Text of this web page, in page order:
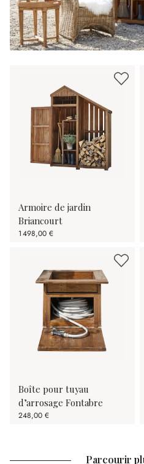
Armoire de jardin
Briancourt
1 498,00 €
Boîte pour tuyau
d’arrosage Fontabre
248,00 €
Parcourir